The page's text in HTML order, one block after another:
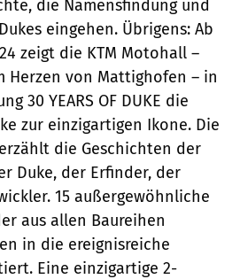
die Namensfindung und
eingehen. Übrigens: Ab
zeigt die KTM Motohall –
Herzen von Mattighofen – in
30 YEARS OF DUKE die
zur einzigartigen Ikone. Die
die Geschichten der
Duke, der Erfinder, der
15 außergewöhnliche
aus allen Baureihen
in die ereignisreiche
Eine einzigartige 2-